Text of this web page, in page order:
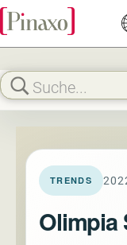
TRENDS
Olimpia